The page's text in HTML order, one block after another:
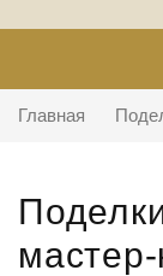
Главная